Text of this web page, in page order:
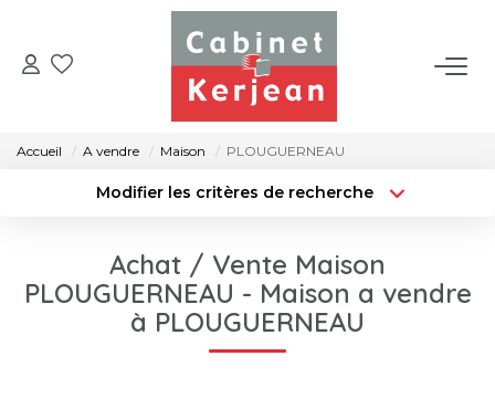
ACHETER
NOS AGENCES
Accueil A vendre Maison PLOUGUERNEAU
Modifier les critères de recherche
Sélectionnez...
Type de bien
Surface min
Rayon
Achat / Vente Maison
PLOUGUERNEAU - Maison a vendre
à PLOUGUERNEAU